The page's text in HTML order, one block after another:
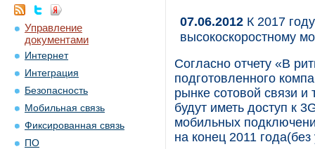
Управление
документами
Интернет
Интеграция
Безопасность
Мобильная связь
Фиксированная связь
ПО
07.06.2012 К 2017
высокоскоростному
Согласно отчету «В
подготовленного
рынке сотовой связи
будут иметь доступ к
мобильных
на конец 2011